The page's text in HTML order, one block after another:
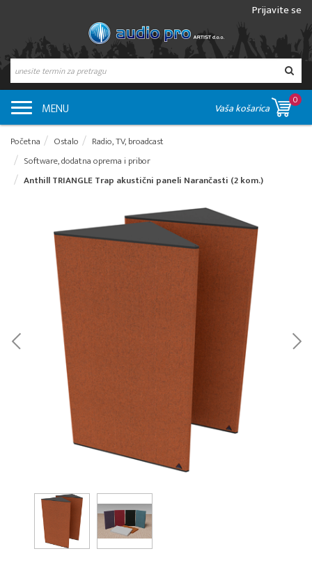
Prijavite se
MENU Vaša košarica
0
Početna Ostalo
Radio, TV, broadcast
Software, dodatna oprema i pribor
Anthill TRIANGLE Trap akustični paneli Narančasti (2 kom.)